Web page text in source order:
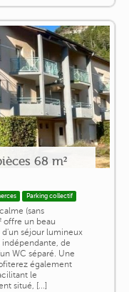
68 m²
Parking collectif
(sans
offre un beau
séjour lumineux
de
WC séparé. Une
également
le
situé, [...]